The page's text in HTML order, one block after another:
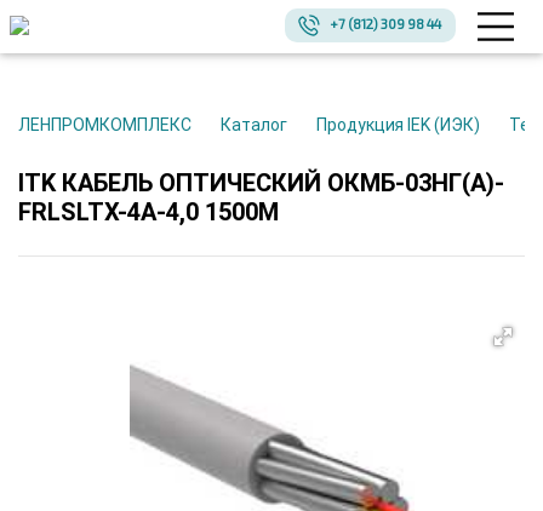
+7 (812) 309 98 44
ЛЕНПРОМКОМПЛЕКС Каталог Продукция IEK (ИЭК)
ITK КАБЕЛЬ ОПТИЧЕСКИЙ ОКМБ-03НГ(А)-
FRLSLTX-4A-4,0 1500М